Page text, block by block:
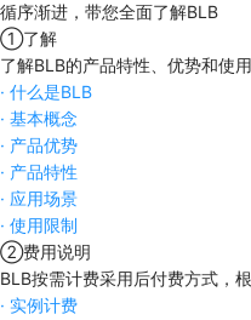
循序渐进，带您全面了解BLB
①了解
了解BLB的产品特性、优势和使
· 什么是BLB
· 基本概念
· 产品优势
· 产品特性
· 应用场景
· 使用限制
②费用说明
BLB按需计费采用后付费方式，
· 实例计费